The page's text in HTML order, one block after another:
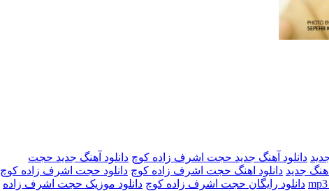
دانلود آهنگ جدید حجت اشرف زاده کوچ دانلود آهنگ جدید حجت
جدید دانلود اهنگ حجت اشرف زاده کوچ دانلود حجت اشرف زاده کوچ
دانلود رایگان حجت اشرف زاده کوچ دانلود موزیک حجت اشرف زاده